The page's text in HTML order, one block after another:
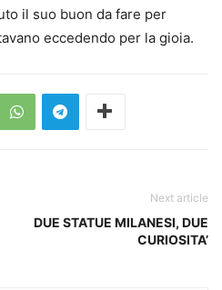
il suo buon da fare per
eccedendo per la gioia.
Next article
DUE STATUE MILANESI, DUE
CURIOSITA’